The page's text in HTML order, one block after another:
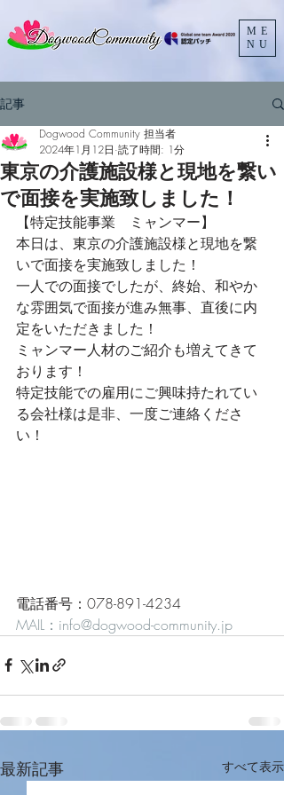
ME
NU
記事
東京の介護施設様と現地を繋い
で面接を実施致しました！
Dogwood Community 担当者
2024年1月12日 読了時間: 1分
【特定技能事業　ミャンマー】
本日は、東京の介護施設様と現地を繋
いで面接を実施致しました！
一人での面接でしたが、終始、和やか
な雰囲気で面接が進み無事、直後に内
定をいただきました！
ミャンマー人材のご紹介も増えてきて
おります！
特定技能での雇用にご興味持たれてい
る会社様は是非、一度ご連絡くださ
い！
電話番号：078-891-4234
MAIL：info@dogwood-community.jp
最新記事 すべて表示